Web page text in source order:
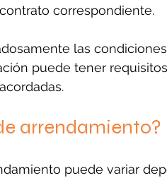
correspondiente.
las
puede tener
arrendamiento?
puede variar